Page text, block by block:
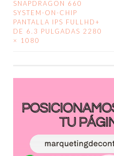
DE
ENTRADAS
SNAPDRAGON 660
SYSTEM-ON-CHIP
PANTALLA IPS FULLHD+
DE 6.3 PULGADAS 2280
× 1080
vídeo